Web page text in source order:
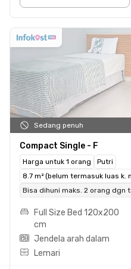
Sedang penuh
Compact Single - F
Harga untuk 1 orang
Putri
8.7 m² (belum termasuk luas k.
Bisa dihuni maks. 2 orang dgn
Full Size Bed 120x200
cm
Jendela arah dalam
Lemari